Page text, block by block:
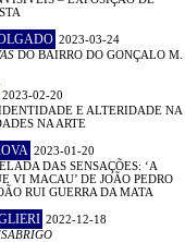
2023-03-24
DO BAIRRO DO GONÇALO M.
2023-02-20
E ALTERIDADE NA
NA ARTE
2023-01-20
DAS SENSAÇÕES: ‘A
VI MACAU’ DE JOÃO PEDRO
RUI GUERRA DA MATA
2022-12-18